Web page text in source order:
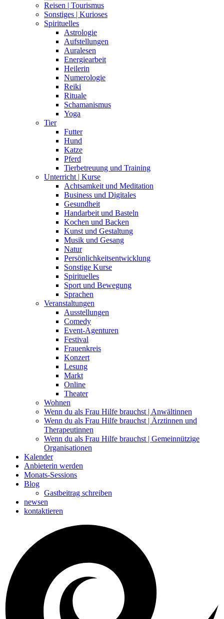
Reisen | Tourismus
Sonstiges | Kurioses
Spirituelles
Astrologie
Aufstellungen
Auralesen
Energiearbeit
Heilerin
Numerologie
Reiki
Rituale
Schamanismus
Yoga
Tier
Futter
Hund
Katze
Pferd
Tierbetreuung und Training
Unterricht | Kurse
Achtsamkeit und Meditation
Business und Digitales
Gesundheit
Handarbeit und Basteln
Kochen und Backen
Kunst und Gestaltung
Musik und Gesang
Natur
Persönlichkeitsentwicklung
Sonstige Kurse
Spirituelles
Sport und Bewegung
Sprachen
Veranstaltungen
Ausstellungen
Comedy
Event-Agenturen
Festival
Frauenkreis
Konzert
Lesung
Markt
Online
Theater
Wohnen
Wenn du als Frau Hilfe brauchst | Anwältinnen
Wenn du als Frau Hilfe brauchst | Ärztinnen und
Therapeutinnen
Wenn du als Frau Hilfe brauchst | Gemeinnützige
Organisationen
Kalender
Anbieterin werden
Monats-Sessions
Blog
Gastbeitrag schreiben
newsen
kontaktieren